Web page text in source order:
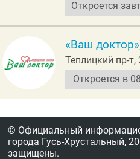
Откроется
«Ваш
Теплицкий пр-т,
Откроется в
© Официальный
города Гусь-Хрустальный,
защищены.